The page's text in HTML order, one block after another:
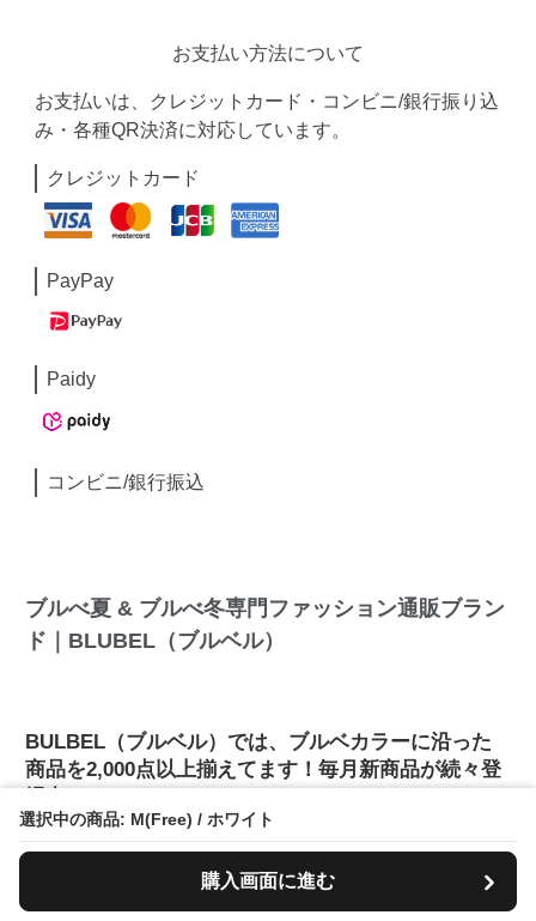
選択中の商品: M(Free) / ホワイト
購入画面に進む
お支払い方法について
お支払いは、クレジットカード・コンビニ/銀行振り込
み・各種QR決済に対応しています。
クレジットカード
PayPay
Paidy
コンビニ/銀行振込
ブルべ夏 & ブルべ冬専門ファッション通販ブラン
ド｜BLUBEL（ブルベル）
BULBEL（ブルベル）では、ブルベカラーに沿った
商品を2,000点以上揃えてます！毎月新商品が続々登
BULBEL（ブルベル）では、ブルべさんに似合い、